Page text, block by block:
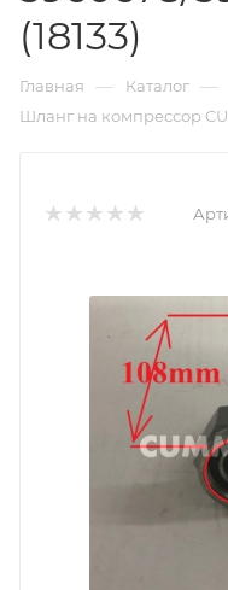
(18133)
Главная — Каталог —
Шланг на компрессор